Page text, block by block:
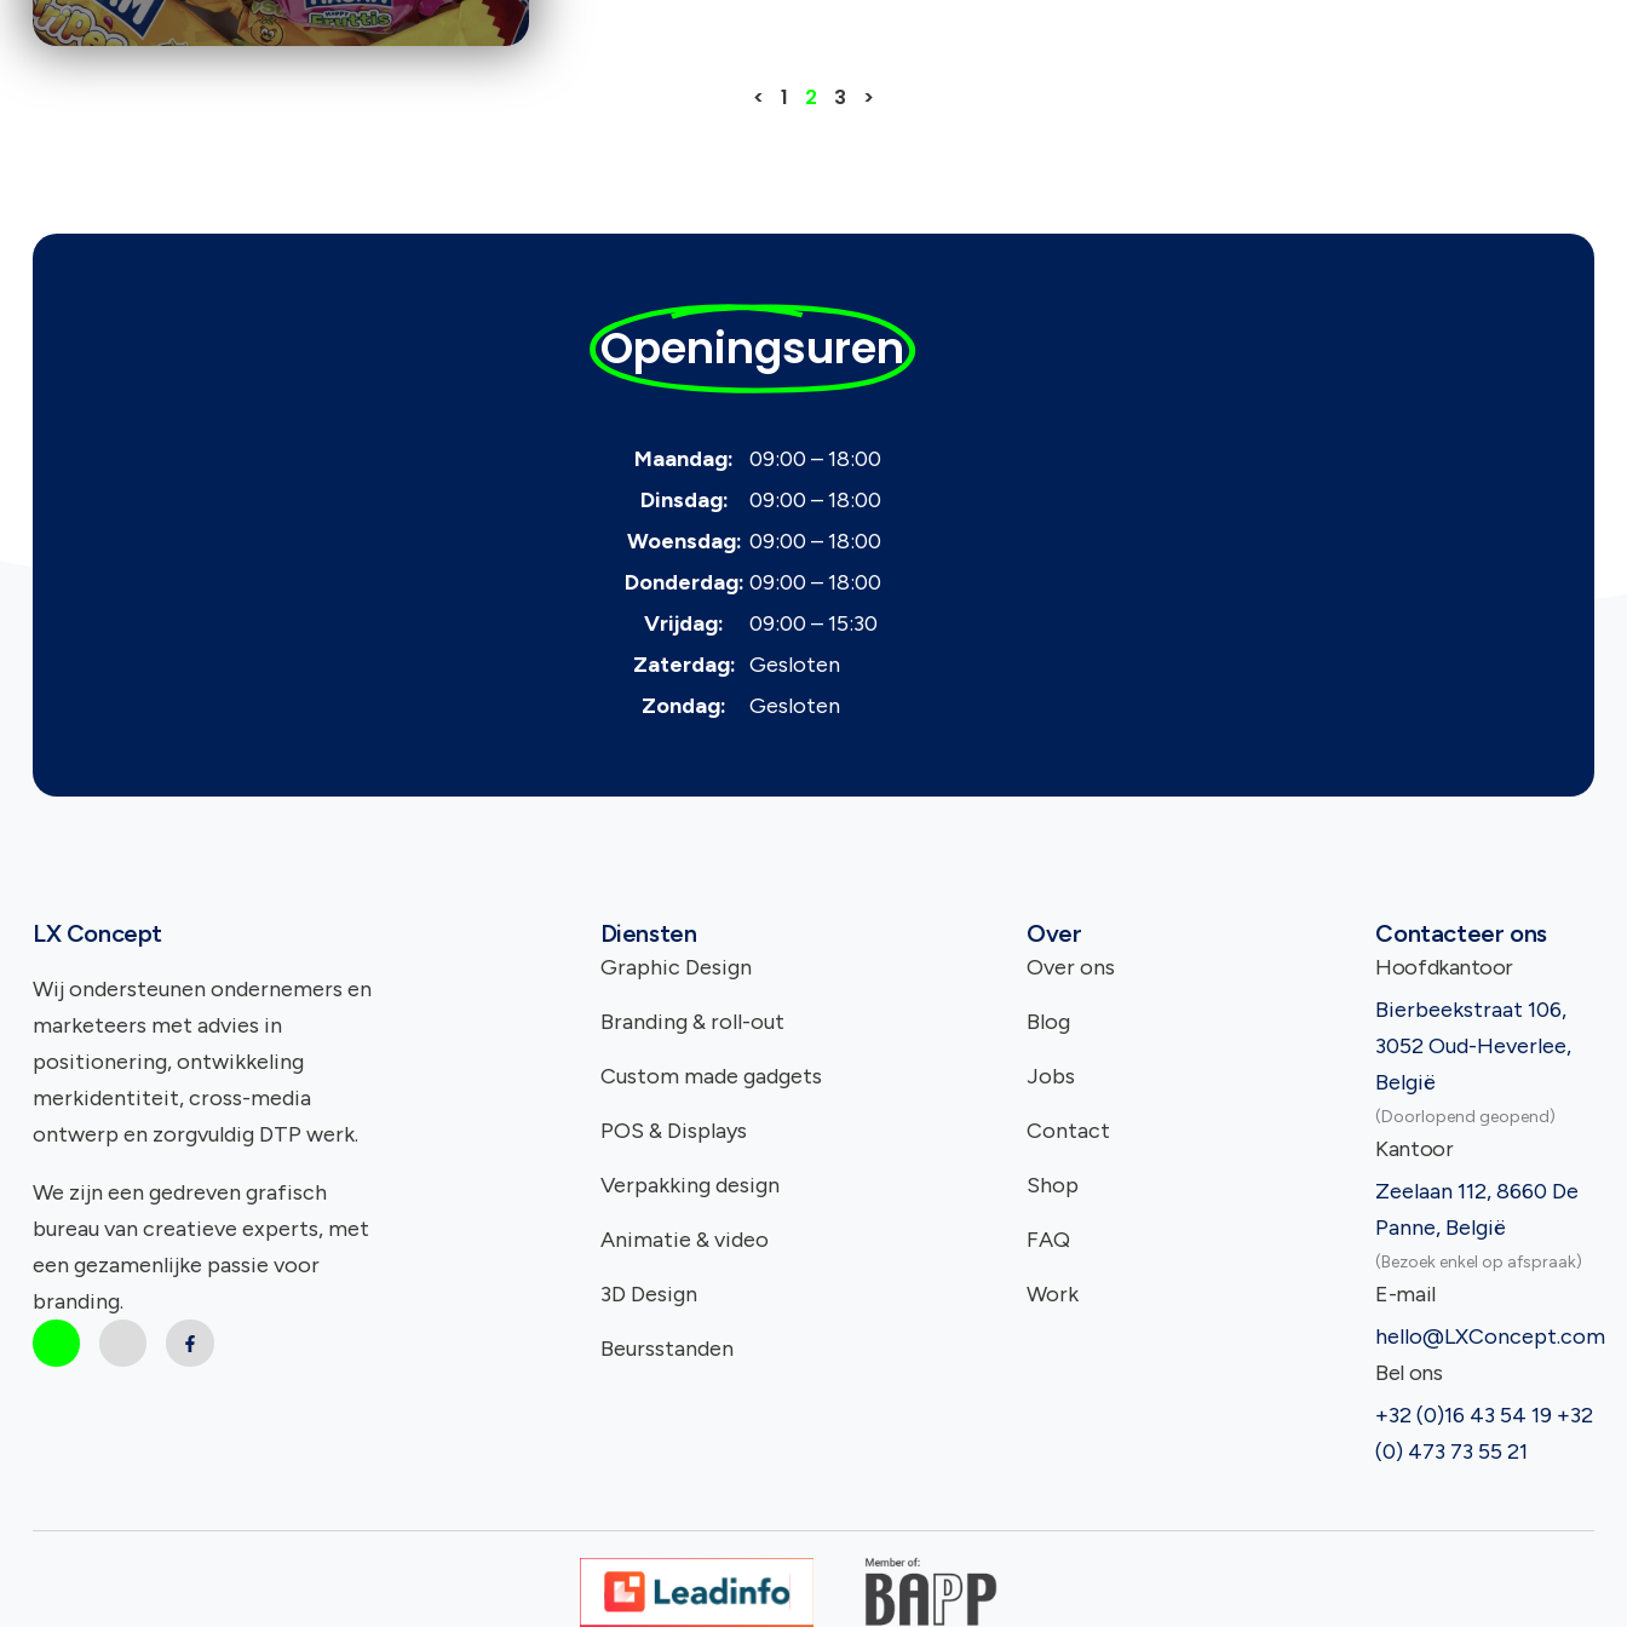
< 1 2 3 >
Openingsuren
Maandag:
09:00 – 18:00
Dinsdag:
09:00 – 18:00
Woensdag: 09:00 – 18:00
Donderdag: 09:00 – 18:00
Vrijdag:
09:00 – 15:30
Zaterdag: Gesloten
Zondag:
Gesloten
LX Concept
Wij ondersteunen ondernemers en
marketeers met advies in
positionering, ontwikkeling
merkidentiteit, cross-media
ontwerp en zorgvuldig DTP werk.
We zijn een gedreven grafisch
bureau van creatieve experts, met
een gezamenlijke passie voor
branding.
Diensten
Graphic Design
Branding & roll-out
Custom made gadgets
POS & Displays
Verpakking design
Animatie & video
3D Design
Beursstanden
Over
Over ons
Blog
Jobs
Contact
Shop
FAQ
Work
Contacteer ons
Hoofdkantoor
Bierbeekstraat 106,
3052 Oud-Heverlee,
België
(Doorlopend geopend)
Kantoor
Zeelaan 112, 8660 De
Panne, België
(Bezoek enkel op afspraak)
E-mail
hello@LXConcept.com
Bel ons
+32 (0)16 43 54 19 +32
(0) 473 73 55 21